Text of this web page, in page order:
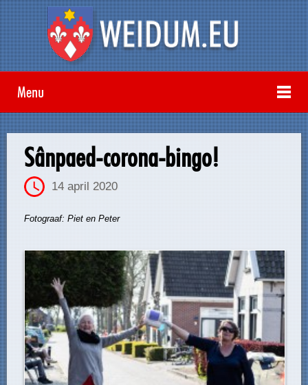
Menu
Sânpaed-corona-bingo!
14 april 2020
Fotograaf: Piet en Peter